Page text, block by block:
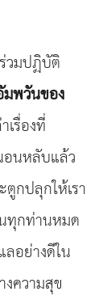
วมปฏิบัติ
พวันของ
เรื่องที่
นหลับแล้ว
กปลุกให้เรา
ทุกท่านหมด
อย่างดีใน
ความสุข